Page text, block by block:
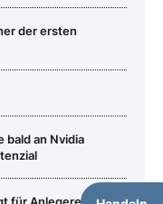
der ersten
bald an Nvidia